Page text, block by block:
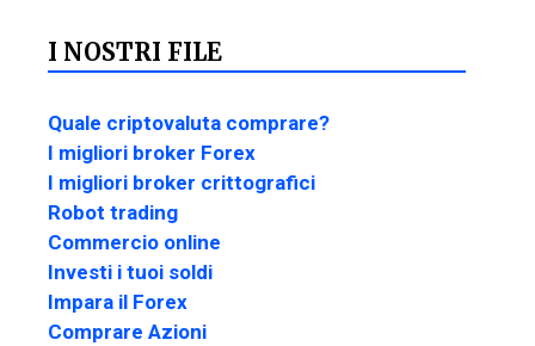
I NOSTRI FILE
Quale criptovaluta comprare?
I migliori broker Forex
I migliori broker crittografici
Robot trading
Commercio online
Investi i tuoi soldi
Impara il Forex
Comprare Azioni